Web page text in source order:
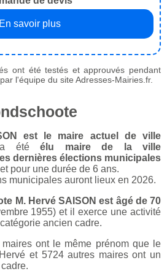
En savoir plus
ont été testés et approuvés pendant
l'équipe du site Adresses-Mairies.fr.
est le maire actuel de ville
été élu maire de la ville
dernières élections municipales
pour une durée de 6 ans.
municipales auront lieux en 2026.
M. Hervé SAISON est âgé de 70
1955) et il exerce une activité
ancien cadre.
ont le même prénom que le
et 5724 autres maires ont un